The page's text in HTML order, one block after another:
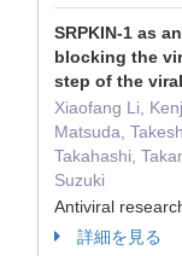
SRPKIN-1 as
blocking the
step of the
Xiaofang Li,
Matsuda,
Takahashi,
Suzuki
Antiviral
詳細を見る